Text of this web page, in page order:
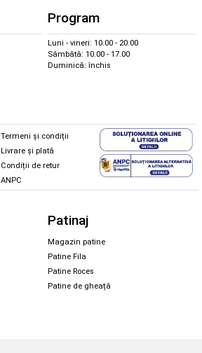
Program
Luni - vineri: 10.00 - 20.00
Sâmbătă: 10.00 - 17.00
Duminică: închis
Termeni și condiții
Livrare și plată
Condiții de retur
ANPC
Patinaj
Magazin patine
Patine Fila
Patine Roces
Patine de gheață